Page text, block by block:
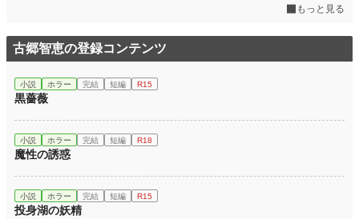
もっと見る
古郷智恵の登録コンテンツ
小説 ホラー 完結 短編 R15
黒薔薇
小説 ホラー 完結 短編 R18
魔性の誘惑
小説 ホラー 完結 短編 R15
投身湖の妖精